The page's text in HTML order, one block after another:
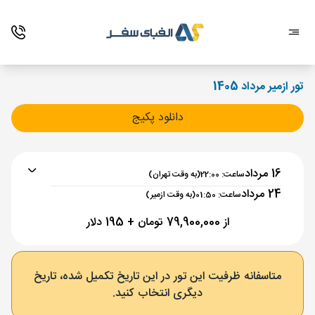
تور ازمیر مرداد 1405
دانلود پکیج
16 مرداد ساعت: 22:00 (به وقت تهران)
24 مرداد ساعت: 01:50 (به وقت ازمیر)
از 79,900,000 تومان + 195 دلار
برنامه رفت :
فرودگاه بین‌المللی امام خمینی IKA
متاسفانه ظرفیت این تور در این تاریخ تکمیل شده، تاریخ
دیگری انتخاب کنید.